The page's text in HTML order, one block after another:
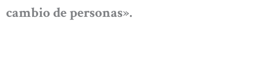
cambio de personas».